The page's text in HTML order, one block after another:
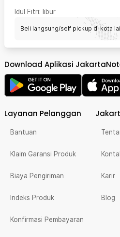
Idul Fitri: libur
Beli langsung/self pickup di kota
Download Aplikasi
Layanan Pelanggan
Bantuan
Klaim Garansi Produk
Biaya Pengiriman
Indeks Produk
Konfirmasi Pembayaran
Karir
Blog